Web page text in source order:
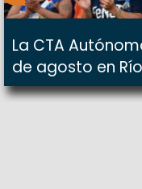
La CTA
de agosto en